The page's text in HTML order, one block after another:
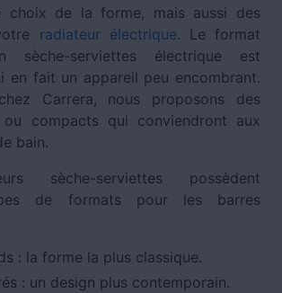
choix de la forme, mais aussi des
radiateur électrique. Le format
sèche-serviettes électrique est
en fait un appareil peu encombrant.
Carrera, nous proposons des
ou compacts qui conviendront aux
bain.
sèche-serviettes possèdent
de formats pour les barres
: la forme la plus classique.
: un design plus contemporain.